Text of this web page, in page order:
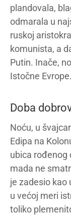
plandovala,
odmarala u
ruskoj
komunista, a
Putin. Inače,
Istočne Evrope.
Doba
Noću, u
Edipa na
ubica rođenog
mada ne
je zadesio kao
u većoj meri
toliko